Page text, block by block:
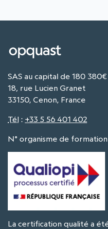
SAS au capital de 180 380€
18, rue Lucien Granet
33150, Cenon, France
Tél : +33 5 56 401 402
N° organisme de formation
La certification qualité a